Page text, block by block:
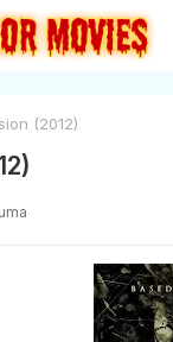
(2012)